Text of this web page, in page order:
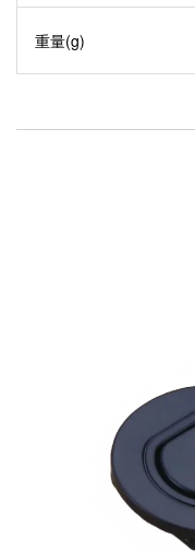
重量(g)